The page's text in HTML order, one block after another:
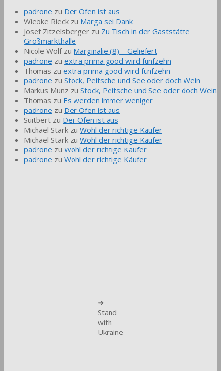
padrone zu Der Ofen ist aus
Wiebke Rieck zu Marga sei Dank
Josef Zitzelsberger zu Zu Tisch in der Gaststätte
Großmarkthalle
Nicole Wolfzu Marginalie (8) – Geliefert
padrone zu extra prima good wird fünfzehn
Thomas zu extra prima good wird fünfzehn
padrone zu Stock, Peitsche und See oder doch Wein
Markus Munz zu Stock, Peitsche und See oder doch Wein
Thomas zu Es werden immer weniger
padrone zu Der Ofen ist aus
Suitbert zu Der Ofen ist aus
Michael Stark zu Wohl der richtige Käufer
Michael Stark zu Wohl der richtige Käufer
padrone zu Wohl der richtige Käufer
padrone zu Wohl der richtige Käufer
➜
Stand
with
Ukraine